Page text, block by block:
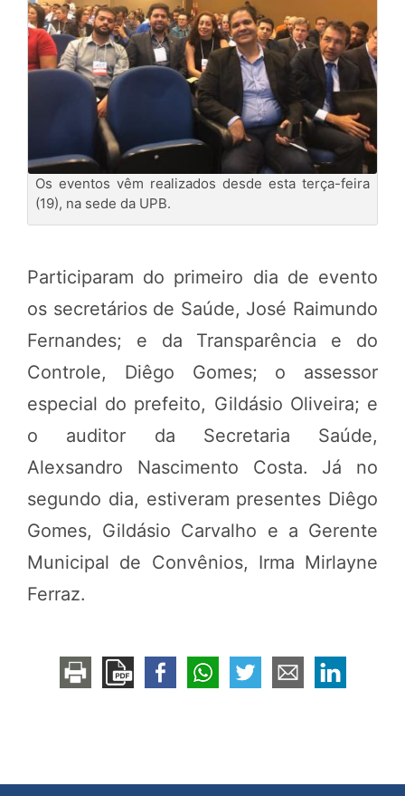
Os eventos vêm realizados desde esta terça-feira
(19), na sede da UPB.
Participaram do primeiro dia de evento
os secretários de Saúde, José Raimundo
Fernandes; e da Transparência e do
Controle, Diêgo Gomes; o assessor
especial do prefeito, Gildásio Oliveira; e
o auditor da Secretaria Saúde,
Alexsandro Nascimento Costa. Já no
segundo dia, estiveram presentes Diêgo
Gomes, Gildásio Carvalho e a Gerente
Municipal de Convênios, Irma Mirlayne
Ferraz.